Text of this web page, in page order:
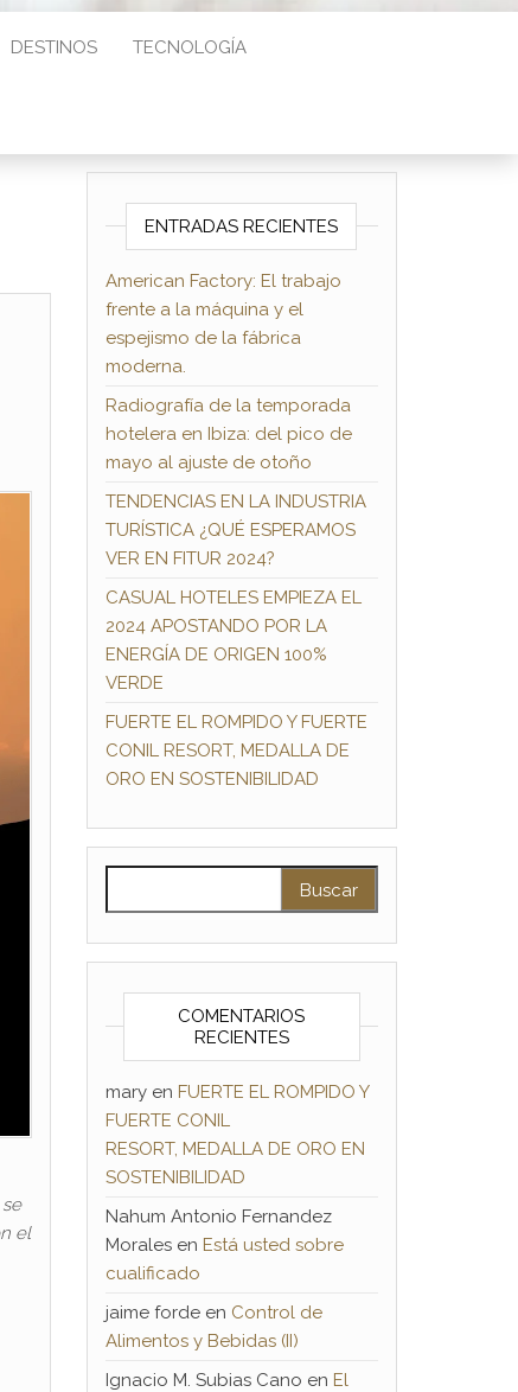
DESTINOS TECNOLOGÍA
el
ENTRADAS RECIENTES
American Factory: El trabajo
frente a la máquina y el
espejismo de la fábrica
moderna.
Radiografía de la temporada
hotelera en Ibiza: del pico de
mayo al ajuste de otoño
TENDENCIAS EN LA INDUSTRIA
TURÍSTICA ¿QUÉ ESPERAMOS
VER EN FITUR 2024?
CASUAL HOTELES EMPIEZA EL
2024 APOSTANDO POR LA
ENERGÍA DE ORIGEN 100%
VERDE
FUERTE EL ROMPIDO Y FUERTE
CONIL RESORT, MEDALLA DE
ORO EN SOSTENIBILIDAD
COMENTARIOS
RECIENTES
maryen FUERTE EL ROMPIDO Y
FUERTE CONIL
RESORT, MEDALLA DE ORO EN
SOSTENIBILIDAD
Nahum Antonio Fernandez
Moralesen Está usted sobre
cualificado
jaime fordeen Control de
Alimentos y Bebidas (II)
Ignacio M. Subias Cano en El